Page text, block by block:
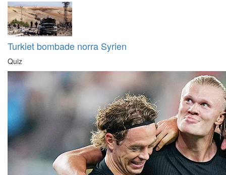
Turkiet bombade norra Syrien
Quiz